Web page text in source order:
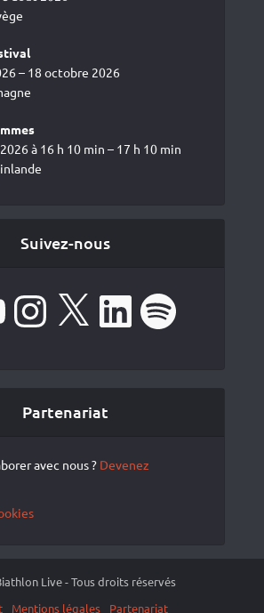
– 18 octobre 2026
à 16 h 10 min – 17 h 10 min
Suivez-nous
Instagram LinkedIn Spotify
Partenariat
avec nous ? Devenez
Live - Tous droits réservés
Mentions légales Partenariat